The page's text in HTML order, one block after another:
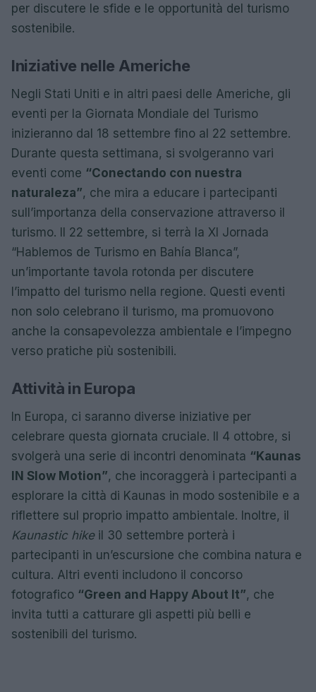
per discutere le sfide e le opportunità del turismo
sostenibile.
Iniziative nelle Americhe
Negli Stati Uniti e in altri paesi delle Americhe, gli
eventi per la Giornata Mondiale del Turismo
inizieranno dal 18 settembre fino al 22 settembre.
Durante questa settimana, si svolgeranno vari
eventi come “Conectando con nuestra
naturaleza”, che mira a educare i partecipanti
sull’importanza della conservazione attraverso il
turismo. Il 22 settembre, si terrà la XI Jornada
“Hablemos de Turismo en Bahía Blanca”,
un’importante tavola rotonda per discutere
l’impatto del turismo nella regione. Questi eventi
non solo celebrano il turismo, ma promuovono
anche la consapevolezza ambientale e l’impegno
verso pratiche più sostenibili.
Attività in Europa
In Europa, ci saranno diverse iniziative per
celebrare questa giornata cruciale. Il 4 ottobre, si
svolgerà una serie di incontri denominata “Kaunas
IN Slow Motion”, che incoraggerà i partecipanti a
esplorare la città di Kaunas in modo sostenibile e a
riflettere sul proprio impatto ambientale. Inoltre, il
Kaunastic hikeil 30 settembre porterà i
partecipanti in un’escursione che combina natura e
cultura. Altri eventi includono il concorso
fotografico “Green and Happy About It”, che
invita tutti a catturare gli aspetti più belli e
sostenibili del turismo.